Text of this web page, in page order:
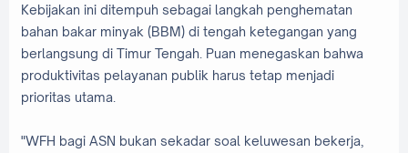
Kebijakan ini ditempuh sebagai langkah penghematan
bahan bakar minyak (BBM) di tengah ketegangan yang
berlangsung di Timur Tengah. Puan menegaskan bahwa
produktivitas pelayanan publik harus tetap menjadi
prioritas utama.
"WFH bagi ASN bukan sekadar soal keluwesan bekerja,